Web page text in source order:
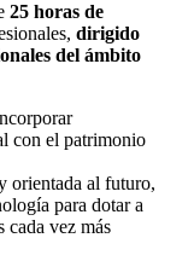
25 horas de
dirigido
del ámbito
con el patrimonio
orientada al futuro,
para dotar a
cada vez más